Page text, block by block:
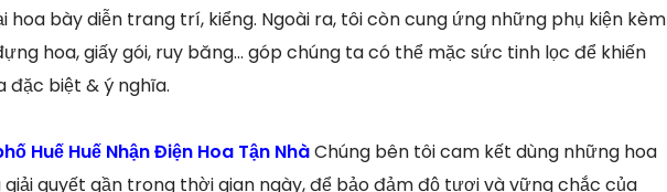
hoa bày diễn trang trí, kiểng. Ngoài ra, tôi còn cung ứng những phụ kiện kèm
hoa, giấy gói, ruy băng… góp chúng ta có thể mặc sức tinh lọc để khiến
đặc biệt & ý nghĩa.
Huế Huế Nhận Điện Hoa Tận NhàChúng bên tôi cam kết dùng những hoa
quyết gần trong thời gian ngày, để bảo đảm độ tươi và vững chắc của